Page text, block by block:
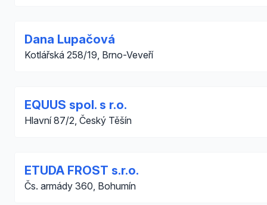
Dana Lupačová
Kotlářská 258/19, Brno-Veveří
EQUUS spol. s r.o.
Hlavní 87/2, Český Těšín
ETUDA FROST s.r.o.
Čs. armády 360, Bohumín